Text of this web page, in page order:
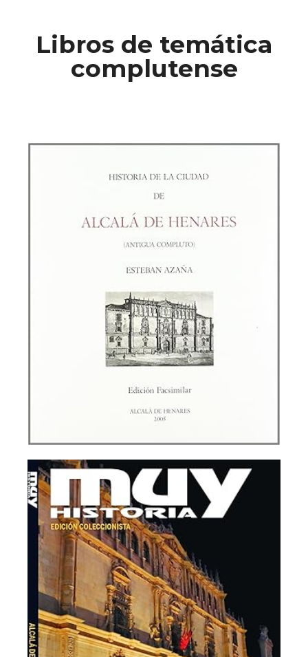
Libros de temática
complutense